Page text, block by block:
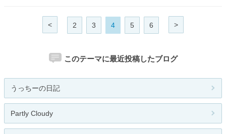
< 2 3 4 5 6 >
このテーマに最近投稿したブログ
うっちーの日記
Partly Cloudy